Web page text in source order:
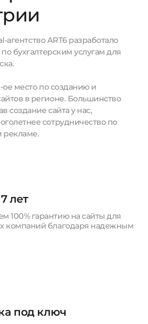
агентство ART6 разработало
бухгалтерским услугам для
ое место по созданию и
в регионе. Большинство
создание сайта у нас,
сотрудничество по
лет
100% гарантию на сайты для
компаний благодаря надежным
под ключ